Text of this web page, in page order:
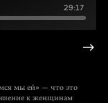
29:17
мы ей» — что это
к женщинам